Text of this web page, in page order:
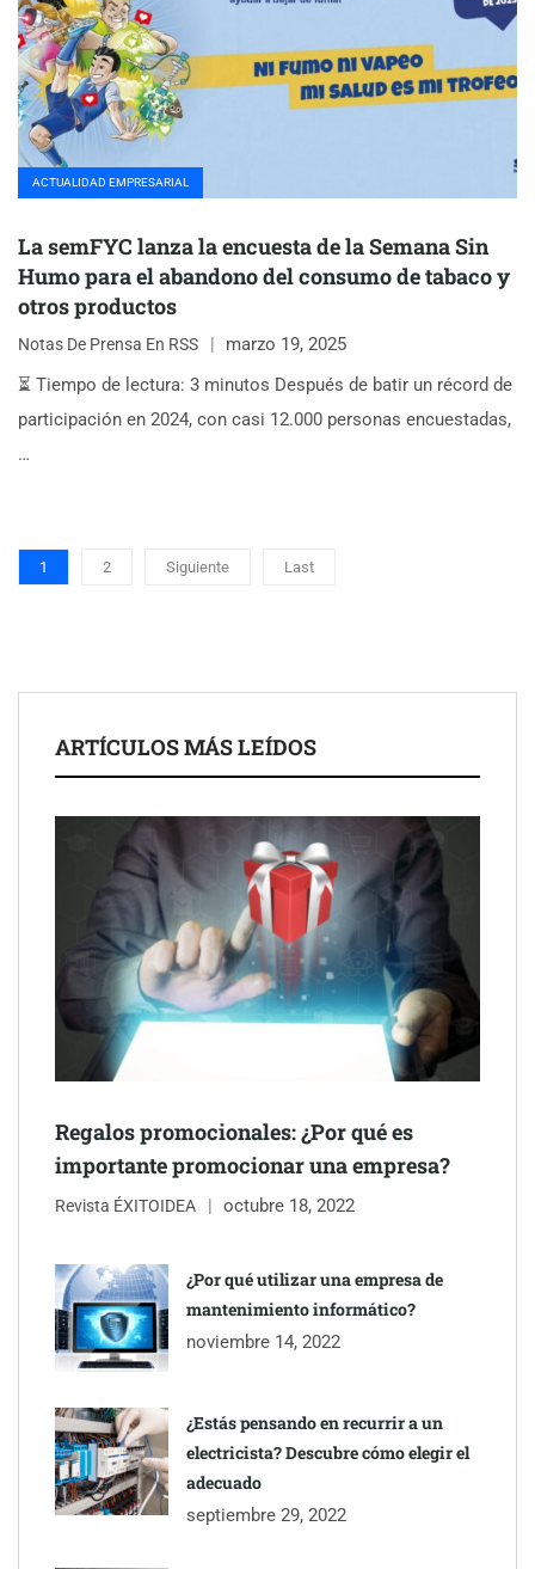
ACTUALIDAD EMPRESARIAL
La semFYC lanza la encuesta de la Semana Sin
Humo para el abandono del consumo de tabaco y
otros productos
Notas De Prensa En RSS
marzo 19, 2025
⏳ Tiempo de lectura: 3 minutos Después de batir un récord de
participación en 2024, con casi 12.000 personas encuestadas,
…
1 2 Siguiente Last
ARTÍCULOS MÁS LEÍDOS
Regalos promocionales: ¿Por qué es
importante promocionar una empresa?
Revista ÉXITOIDEA octubre 18, 2022
¿Por qué utilizar una empresa de
mantenimiento informático?
noviembre 14, 2022
¿Estás pensando en recurrir a un
electricista? Descubre cómo elegir el
adecuado
septiembre 29, 2022